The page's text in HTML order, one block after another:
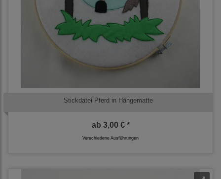
Stickdatei Pferd in Hängematte
ab 3,00 € *
Verschiedene Ausführungen